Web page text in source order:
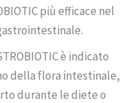
più efficace nel
è indicato
della flora intestinale,
durante le diete o